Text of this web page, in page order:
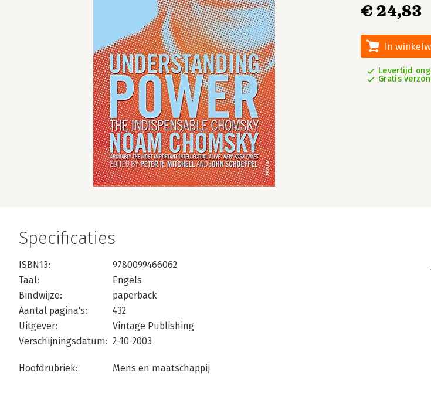
€ 24,83
In
Levertijd
Gratis
Specificaties
ISBN13:
9780099466062
Taal:
Engels
Bindwijze:
paperback
Aantal pagina's:
432
Uitgever:
Vintage Publishing
Verschijningsdatum: 2-10-2003
Hoofdrubriek: Mens en maatschappij